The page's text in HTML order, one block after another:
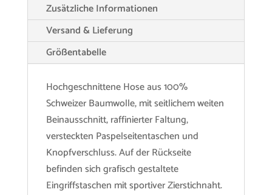
Zusätzliche Informationen
Versand & Lieferung
Größentabelle
Hochgeschnittene Hose aus 100%
Schweizer Baumwolle, mit seitlichem weiten
Beinausschnitt, raffinierter Faltung,
versteckten Paspelseitentaschen und
Knopfverschluss. Auf der Rückseite
befinden sich grafisch gestaltete
Eingriffstaschen mit sportiver Zierstichnaht.